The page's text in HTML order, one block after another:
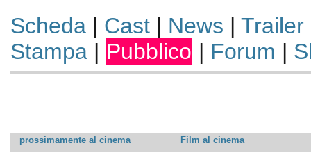
Scheda| Cast| News | Trailer
Stampa| Pubblico | Forum |
prossimamente al cinema
Film al cinema